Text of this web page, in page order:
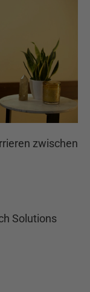
zwischen
Solutions